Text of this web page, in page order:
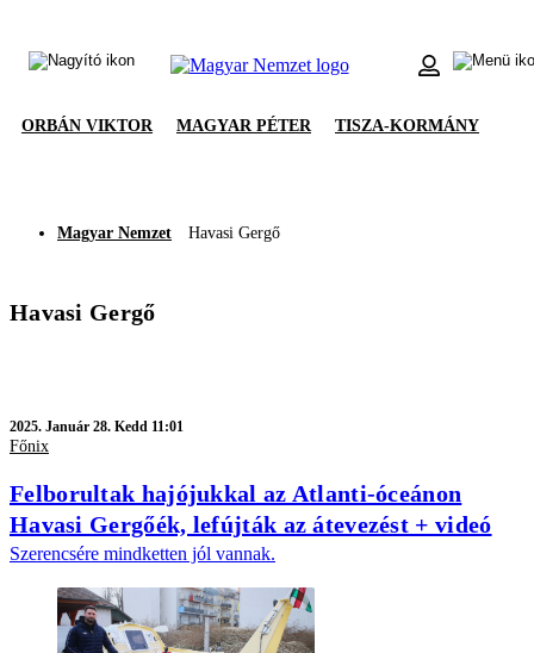
ORBÁN VIKTOR MAGYAR PÉTER TISZA-KORMÁNY
Magyar Nemzet Havasi Gergő
Havasi Gergő
2025. Január 28. Kedd 11:01
Főnix
Felborultak hajójukkal az Atlanti-óceánon
Havasi Gergőék, lefújták az átevezést + videó
Szerencsére mindketten jól vannak.